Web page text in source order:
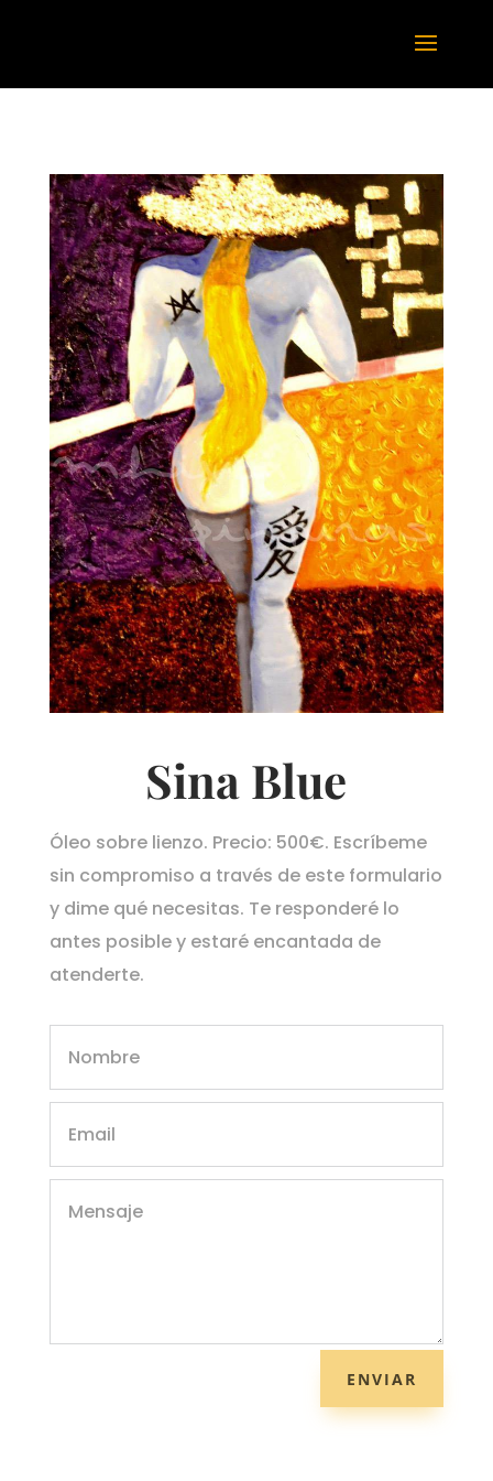
Sina Blue
Óleo sobre lienzo. Precio: 500€. Escríbeme
sin compromiso a través de este formulario
y dime qué necesitas. Te responderé lo
antes posible y estaré encantada de
atenderte.
ENVIAR